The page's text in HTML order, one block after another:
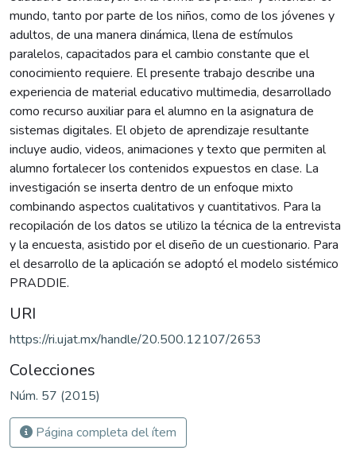
mundo, tanto por parte de los niños, como de los jóvenes y
adultos, de una manera dinámica, llena de estímulos
paralelos, capacitados para el cambio constante que el
conocimiento requiere. El presente trabajo describe una
experiencia de material educativo multimedia, desarrollado
como recurso auxiliar para el alumno en la asignatura de
sistemas digitales. El objeto de aprendizaje resultante
incluye audio, videos, animaciones y texto que permiten al
alumno fortalecer los contenidos expuestos en clase. La
investigación se inserta dentro de un enfoque mixto
combinando aspectos cualitativos y cuantitativos. Para la
recopilación de los datos se utilizo la técnica de la entrevista
y la encuesta, asistido por el diseño de un cuestionario. Para
el desarrollo de la aplicación se adoptó el modelo sistémico
PRADDIE.
URI
https://ri.ujat.mx/handle/20.500.12107/2653
Colecciones
Núm. 57 (2015)
Página completa del ítem